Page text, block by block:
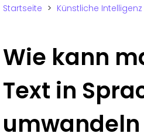
Startseite > Künstliche Intelligenz
Wie kann
Text in
umwandeln